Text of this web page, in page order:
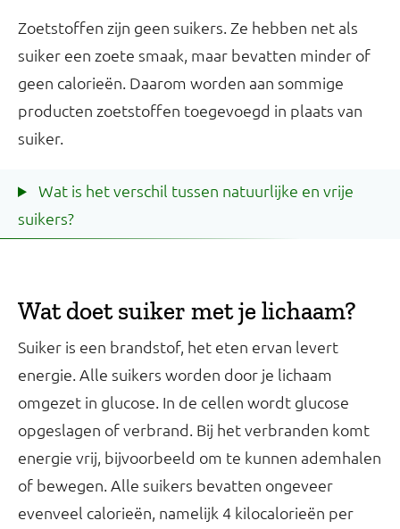
Zoetstoffen zijn geen suikers. Ze hebben net als
suiker een zoete smaak, maar bevatten minder of
geen calorieën. Daarom worden aan sommige
producten zoetstoffen toegevoegd in plaats van
suiker.
Wat is het verschil tussen natuurlijke en vrije
suikers?
Wat doet suiker met je lichaam?
Suiker is een brandstof, het eten ervan levert
energie. Alle suikers worden door je lichaam
omgezet in glucose. In de cellen wordt glucose
opgeslagen of verbrand. Bij het verbranden komt
energie vrij, bijvoorbeeld om te kunnen ademhalen
of bewegen. Alle suikers bevatten ongeveer
evenveel calorieën, namelijk 4 kilocalorieën per